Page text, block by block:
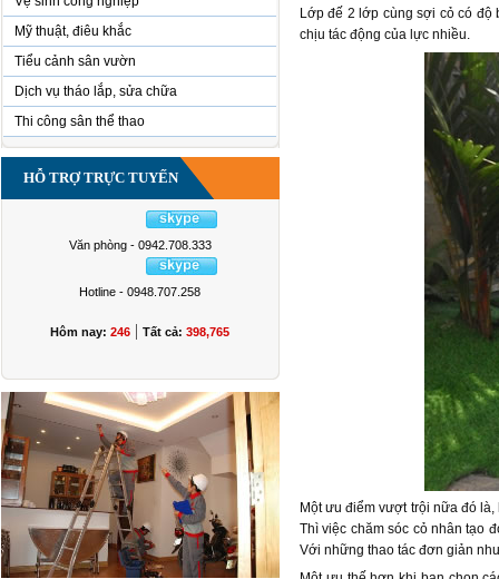
Mỹ thuật, điêu khắc
Tiểu cảnh sân vườn
Dịch vụ tháo lắp, sửa chữa
Thi công sân thể thao
HỖ TRỢ TRỰC TUYẾN
Văn phòng - 0942.708.333
Hotline - 0948.707.258
Hôm nay: 246 | Tất cả: 398,765
Lớp đế 2 lớp cùng sợi cỏ có
chịu tác động của lực nhiều.
Một ưu điểm vượt trội nữa đó
Thì việc chăm sóc cỏ nhân tạo
Với những thao tác đơn giản